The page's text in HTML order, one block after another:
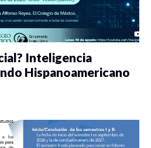
Inteligencia
Hispanoamericano